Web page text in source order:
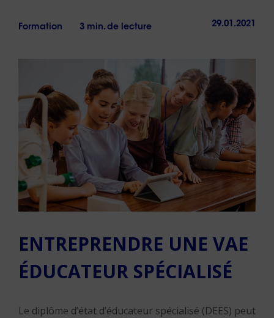
Formation 3 min. de lecture 29.01.2021
ENTREPRENDRE UNE VAE
ÉDUCATEUR SPÉCIALISÉ
Le diplôme d’état d’éducateur spécialisé (DEES) peut